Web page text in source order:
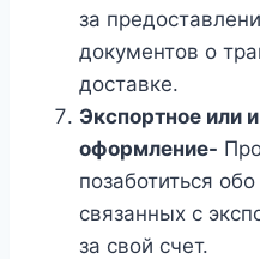
за
документов о
доставке.
Экспортное или
оформление-
позаботиться
связанных с
за свой счет.